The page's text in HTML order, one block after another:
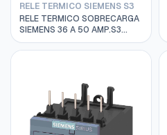
RELE TERMICO SIEMENS S3
RELE TERMICO SOBRECARGA
SIEMENS 36 A 50 AMP.S3
3RU2146-4HB0